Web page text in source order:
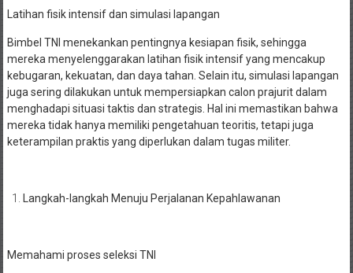
Latihan fisik intensif dan simulasi lapangan
Bimbel TNI menekankan pentingnya kesiapan fisik, sehingga
mereka menyelenggarakan latihan fisik intensif yang mencakup
kebugaran, kekuatan, dan daya tahan. Selain itu, simulasi lapangan
juga sering dilakukan untuk mempersiapkan calon prajurit dalam
menghadapi situasi taktis dan strategis. Hal ini memastikan bahwa
mereka tidak hanya memiliki pengetahuan teoritis, tetapi juga
keterampilan praktis yang diperlukan dalam tugas militer.
Langkah-langkah Menuju Perjalanan Kepahlawanan
Memahami proses seleksi TNI